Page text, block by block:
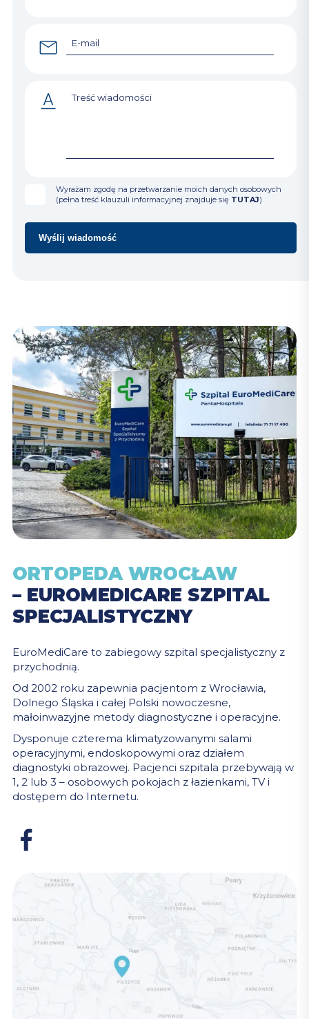
Wyrażam zgodę na przetwarzanie moich danych osobowych
(pełna treść klauzuli informacyjnej znajduje się TUTAJ)
ORTOPEDA WROCŁAW
– EUROMEDICARE SZPITAL
SPECJALISTYCZNY
EuroMediCare to zabiegowy szpital specjalistyczny z
przychodnią.
Od 2002 roku zapewnia pacjentom z Wrocławia,
Dolnego Śląska i całej Polski nowoczesne,
małoinwazyjne metody diagnostyczne i operacyjne.
Dysponuje czterema klimatyzowanymi salami
operacyjnymi, endoskopowymi oraz działem
diagnostyki obrazowej. Pacjenci szpitala przebywają w
1, 2 lub 3 – osobowych pokojach z łazienkami, TV i
dostępem do Internetu.